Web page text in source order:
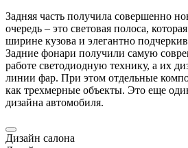
Задняя часть получила совершенно
очередь – это световая полоса,
ширине кузова и элегантно
Задние фонари получили самую
работе светодиодную технику, а их
линии фар. При этом отдельные
как трехмерные объекты. Это еще
дизайна автомобиля.
Дизайн салона